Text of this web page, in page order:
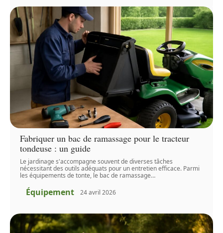
Fabriquer un bac de ramassage pour le tracteur
tondeuse : un guide
Le jardinage s'accompagne souvent de diverses tâches
nécessitant des outils adéquats pour un entretien efficace. Parmi
les équipements de tonte, le bac de ramassage…
Équipement 24 avril 2026